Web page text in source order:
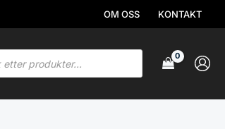
OM OSS KONTAKT